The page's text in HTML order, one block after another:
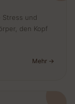
Stress und
den Kopf
Mehr